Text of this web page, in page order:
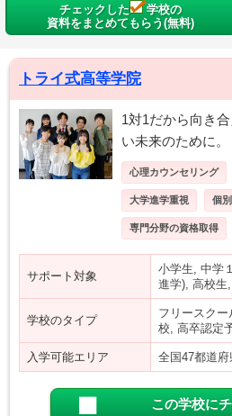
チェックした
学校の
資料をまとめてもらう(無料)
トライ式高等学院
1対1だから向き
い未来のために。
心理カウンセリング
大学進学重視 個
専門分野の資格取得
サポート対象
小学生, 中学
進学), 高校生
学校のタイプ
フリースクー
校, 高卒認定
入学可能エリア 全国47都道府
この学校に